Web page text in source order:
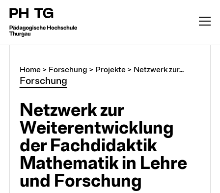
Home> Forschung > Projekte> Netzwerk zur...
Forschung
Netzwerk zur
Weiterentwicklung
der Fachdidaktik
Mathematik in Lehre
und Forschung